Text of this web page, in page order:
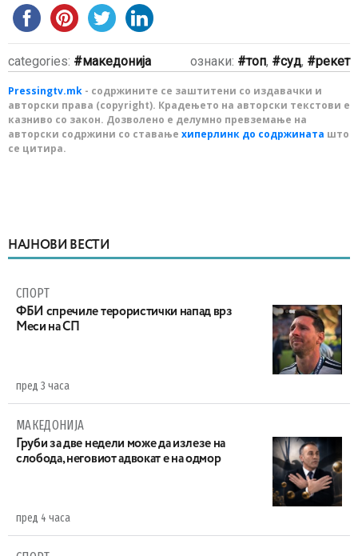
categories: македонија ознаки: топ, суд, рекет
Pressingtv.mk - содржините се заштитени со издавачки и
авторски права (copyright). Крадењето на авторски текстови е
казниво со закон. Дозволено е делумно превземање на
авторски содржини со ставање хиперлинк до содржината што
се цитира.
НАЈНОВИ ВЕСТИ
СПОРТ
ФБИ спречиле терористички напад врз
Меси на СП
пред 3 часа
МАКЕДОНИЈА
Груби за две недели може да излезе на
слобода, неговиот адвокат е на одмор
пред 4 часа